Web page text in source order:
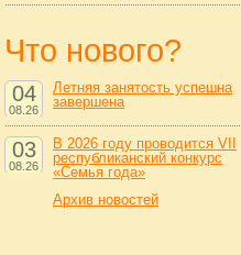
Что нового?
04
08.26
Летняя занятость успешна
завершена
03
08.26
В 2026 году проводится VII
республиканский конкурс
«Семья года»
Архив новостей